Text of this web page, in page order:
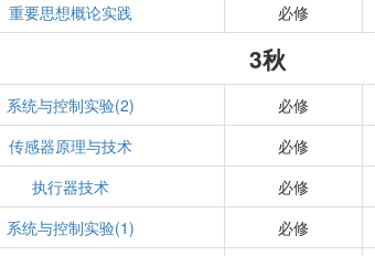
重要思想概论实践 必修
3秋
系统与控制实验(2) 必修
传感器原理与技术 必修
执行器技术 必修
系统与控制实验(1) 必修